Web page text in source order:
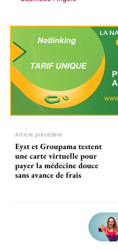
Article précédent
Eyst et Groupama testent
une carte virtuelle pour
payer la médecine douce
sans avance de frais